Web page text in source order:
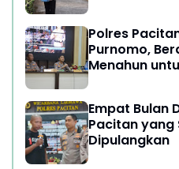
Polres
Purnomo,
Menahun
Empat Bulan
Pacitan yang
Dipulangkan